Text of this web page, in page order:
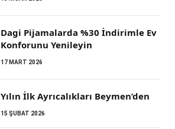
Dagi Pijamalarda %30 İndirimle Ev
Konforunu Yenileyin
17 MART 2026
Yılın İlk Ayrıcalıkları Beymen’den
15 ŞUBAT 2026